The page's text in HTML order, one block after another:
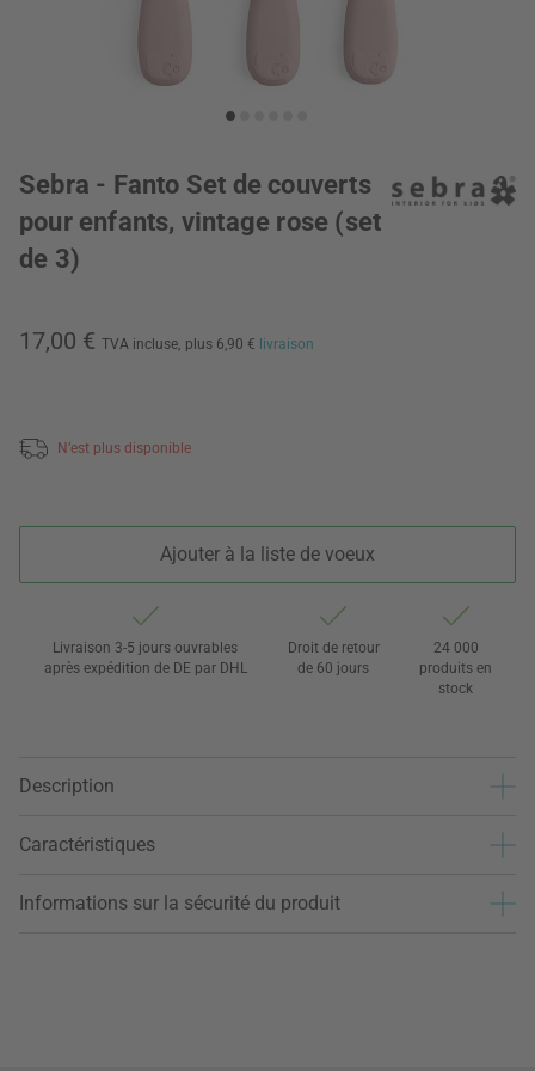
Sebra - Fanto Set de couverts
pour enfants, vintage rose (set
de 3)
17,00 € TVA incluse, plus 6,90 € livraison
N’est plus disponible
Ajouter à la liste de voeux
Livraison 3-5 jours ouvrables
après expédition de DE par DHL
Droit de retour
de 60 jours
24 000
produits en
stock
Description
Caractéristiques
Informations sur la sécurité du produit